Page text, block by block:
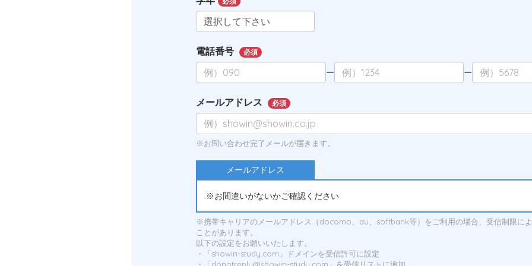
電話番号 必須
ー ー
メールアドレス 必須
※お問い合わせ完了メールが届きます。
メールアドレス
※お間違いがないかご確認ください
※携帯キャリアのメールアドレス（docomo、au、softbank等）をご利用の場合、受信制限に
ことがあります。
以下の設定をお願いいたします。
・「showin-study.com」ドメインを受信許可に設定